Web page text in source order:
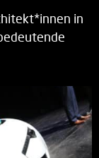
in